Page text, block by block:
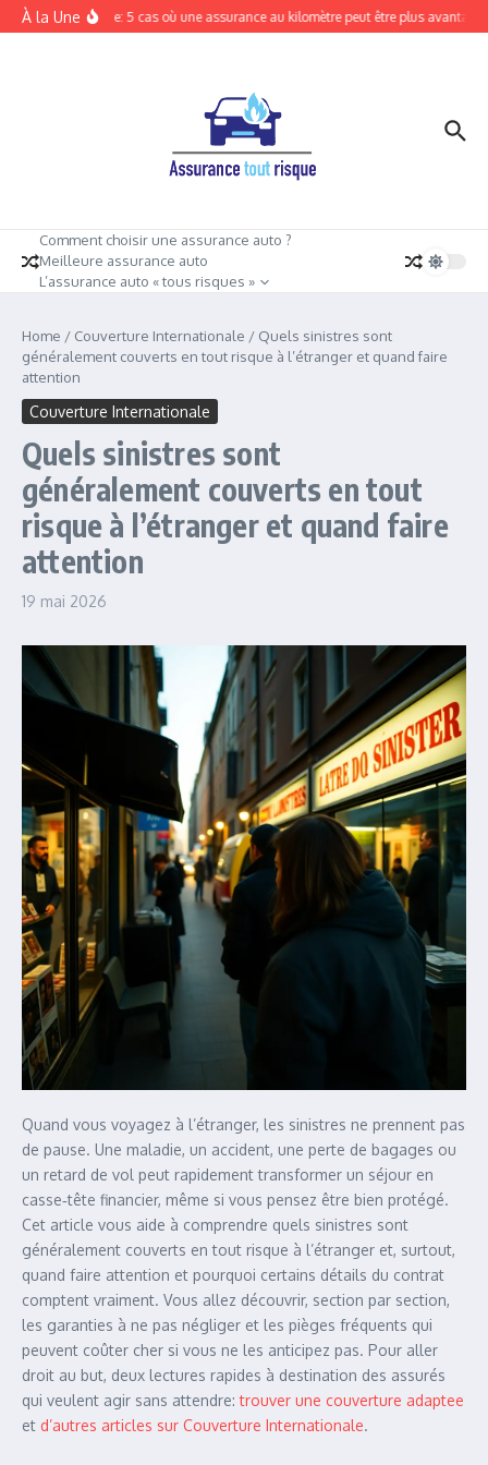
Aller au contenu
À la Une
Tout risque: 5 cas où une assurance au kilomètre peut être plus
Comment choisir une assurance auto ?
Meilleure assurance auto
L’assurance auto « tous risques »
Home / Couverture Internationale / Quels sinistres sont
généralement couverts en tout risque à l’étranger et quand faire
attention
Couverture Internationale
Quels sinistres sont
généralement couverts en tout
risque à l’étranger et quand faire
attention
19 mai 2026
Quand vous voyagez à l’étranger, les sinistres ne prennent pas
de pause. Une maladie, un accident, une perte de bagages ou
un retard de vol peut rapidement transformer un séjour en
casse‑tête financier, même si vous pensez être bien protégé.
Cet article vous aide à comprendre quels sinistres sont
généralement couverts en tout risque à l’étranger et, surtout,
quand faire attention et pourquoi certains détails du contrat
comptent vraiment. Vous allez découvrir, section par section,
les garanties à ne pas négliger et les pièges fréquents qui
peuvent coûter cher si vous ne les anticipez pas. Pour aller
droit au but, deux lectures rapides à destination des assurés
qui veulent agir sans attendre:trouver une couverture adaptee
et d’autres articles sur Couverture Internationale.